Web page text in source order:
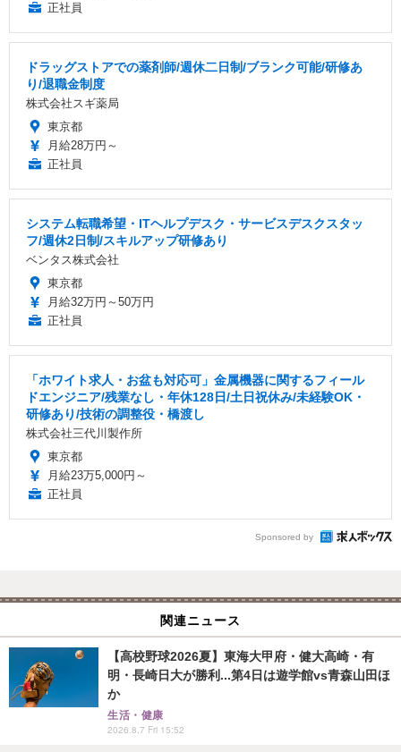
正社員
ドラッグストアでの薬剤師/週休二日制/ブランク可能/研修あ
り/退職金制度
株式会社スギ薬局
東京都
月給28万円～
正社員
システム転職希望・ITヘルプデスク・サービスデスクスタッ
フ/週休2日制/スキルアップ研修あり
ベンタス株式会社
東京都
月給32万円～50万円
正社員
「ホワイト求人・お盆も対応可」金属機器に関するフィール
ドエンジニア/残業なし・年休128日/土日祝休み/未経験OK・
研修あり/技術の調整役・橋渡し
株式会社三代川製作所
東京都
月給23万5,000円～
正社員
Sponsored by
関連ニュース
【高校野球2026夏】東海大甲府・健大高崎・有
明・長崎日大が勝利...第4日は遊学館vs青森山田ほ
か
生活・健康
2026.8.7 Fri 15:52